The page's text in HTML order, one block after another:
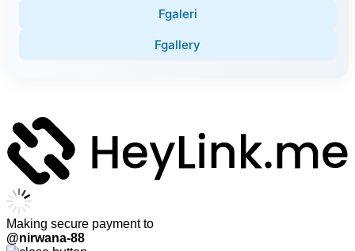
Fgaleri
Fgallery
Making secure payment to
@nirwana-88